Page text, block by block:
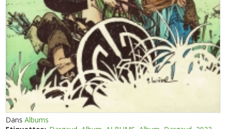
DansAlbums